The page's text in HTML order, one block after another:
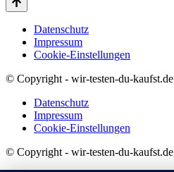
Datenschutz
Impressum
Cookie-Einstellungen
© Copyright - wir-testen-du-kaufst.de
Datenschutz
Impressum
Cookie-Einstellungen
© Copyright - wir-testen-du-kaufst.de